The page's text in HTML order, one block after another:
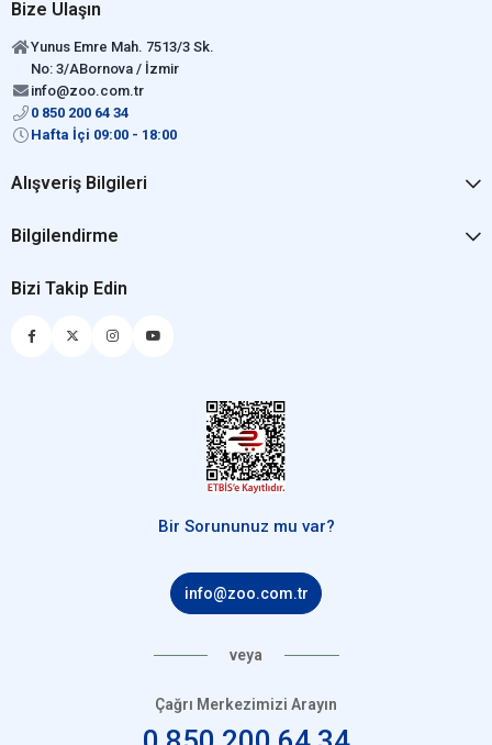
Bize Ulaşın
Yunus Emre Mah. 7513/3 Sk.
No: 3/ABornova / İzmir
info@zoo.com.tr
0 850 200 64 34
Hafta İçi 09:00 - 18:00
Alışveriş Bilgileri
Bilgilendirme
Bizi Takip Edin
Bir Sorununuz mu var?
info@zoo.com.tr
veya
Çağrı Merkezimizi Arayın